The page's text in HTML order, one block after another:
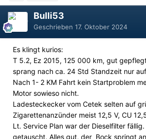
Bulli53
Geschrieben 17. Oktober 2024
Es klingt kurios:
T 5.2, Ez 2015, 125 000 km, gut
sprang nach ca. 24 Std Standzeit nur auf
Nach 1- 2 KM Fahrt kein Startproblem
Motor sowieso nicht.
Ladesteckecker vom Cetek selten auf
Zigarettenanzünder meist 12,5 V, CU
Lt. Service Plan war der Dieselfilter
getauscht. Alles gut, der Bock springt